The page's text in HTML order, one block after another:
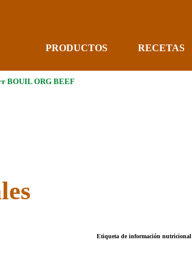
PRODUCTOS RECETAS
BOUIL ORG BEEF
Etiqueta de información nutricional